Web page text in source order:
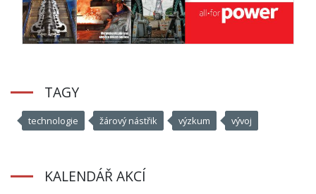
TAGY
technologie žárový nástřik výzkum vývoj
KALENDÁŘ AKCÍ